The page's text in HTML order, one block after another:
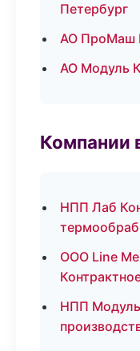
Петербург
АО ПроМаш
АО Модуль
Компании
НПП Лаб
ООО Line
НПП